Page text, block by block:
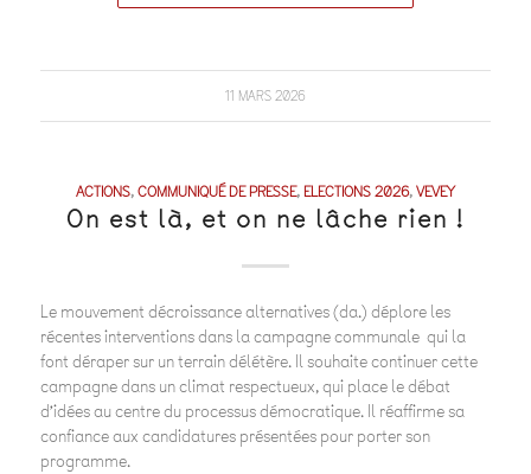
11 MARS 2026
ACTIONS,COMMUNIQUÉ DE PRESSE,ELECTIONS 2026,VEVEY
On est là, et on ne lâche rien !
Le mouvement décroissance alternatives (da.) déplore les
récentes interventions dans la campagne communale qui la
font déraper sur un terrain délétère. Il souhaite continuer cette
campagne dans un climat respectueux, qui place le débat
d’idées au centre du processus démocratique. Il réaffirme sa
confiance aux candidatures présentées pour porter son
programme.